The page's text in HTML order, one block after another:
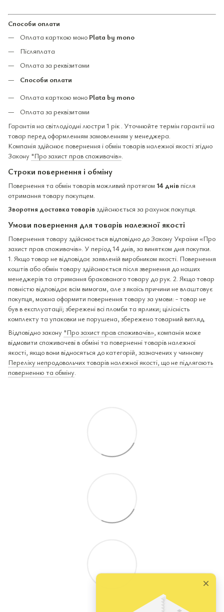
Способи оплати
Оплата карткою моно Plata by mono
Післяплата
Оплата за реквізитами
Способи оплати
Оплата карткою моно Plata by mono
Оплата за реквізитами
Гарантія на світлодіодні люстри 1 рік . Уточнюйте термін гарантії на
товар перед оформленням замовленням у менеджера.
Компанія здійснює повернення і обмін товарів належної якості згідно
Закону "Про захист прав споживачів».
Строки повернення і обміну
Повернення та обмін товарів можливий протягом 14 днів після
отримання товару покупцем.
Зворотня доставка товарівздійснюється за рахунок покупця.
Умови повернення для товарів належної якості
Повернення товару здійснюється відповідно до Закону України «Про
захист прав споживачів». У період 14 днів, за винятком дня покупки.
1. Якщо товар не відповідає заявленій виробником якості. Повернення
коштів або обмін товару здійснюється після звернення до наших
менеджерів та отримання бракованого товару до рук. 2. Якщо товар
повністю відповідає всім вимогам, але з якоїсь причини не влаштовує
покупця, можна оформити повернення товару за умови: - товар не
був в експлуатації; збережені всі пломби та ярлики; цілісність
комплекту та упаковки не порушена, збережено товарний вигляд.
Відповідно закону "Про захист прав споживачів», компанія може
відмовити споживачеві в обміні та поверненні товарів належної
якості, якщо вони відносяться до категорій, зазначених у чинному
Переліку непродовольчих товарів належної якості, що не підлягають
поверненню та обміну